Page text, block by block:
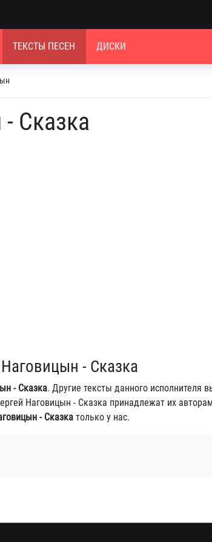
ТЕКСТЫ ПЕСЕН ДИСКИ
Сказка
- Сказка
- Сказка. Другие тексты данного исполнителя
Наговицын - Сказка принадлежат их
- Сказка только у нас.